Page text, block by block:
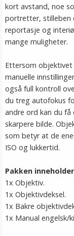
kort avstand, noe
portretter, stilleben
reportasje og
mange muligheter.
Ettersom objektivet
manuelle
også full kontroll
du treg autofokus
andre ord kan du
skarpere bilde.
som betyr at de
ISO og lukkertid.
Pakken
1x Objektiv.
1x Objektivdeksel.
1x Bakre
1x Manual engelsk/